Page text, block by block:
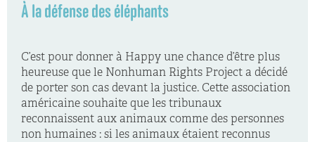
À la défense des éléphants
C’est pour donner à Happy une chance d’être plus
heureuse que le Nonhuman Rights Project a décidé
de porter son cas devant la justice. Cette association
américaine souhaite que les tribunaux
reconnaissent aux animaux comme des personnes
non humaines : si les animaux étaient reconnus